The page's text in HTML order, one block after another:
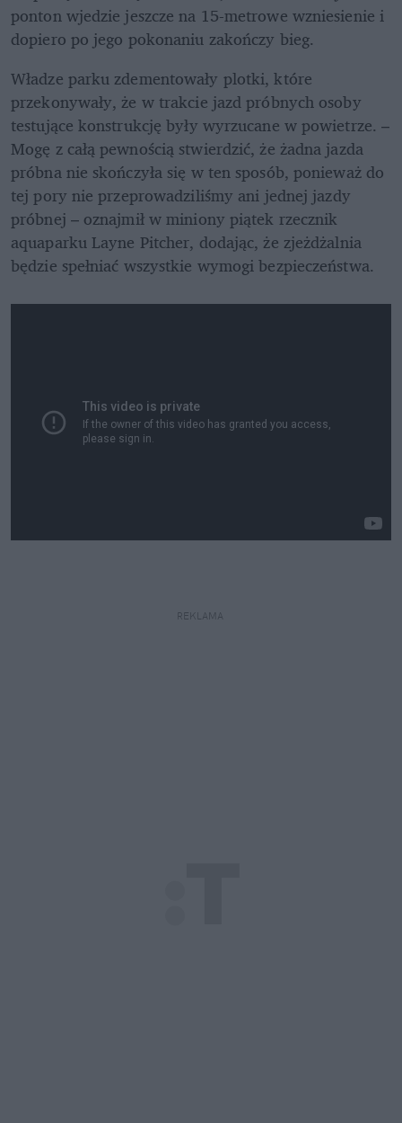
ponton wjedzie jeszcze na 15-metrowe wzniesienie i
dopiero po jego pokonaniu zakończy bieg.
Władze parku zdementowały plotki, które
przekonywały, że w trakcie jazd próbnych osoby
testujące konstrukcję były wyrzucane w powietrze. –
Mogę z całą pewnością stwierdzić, że żadna jazda
próbna nie skończyła się w ten sposób, ponieważ do
tej pory nie przeprowadziliśmy ani jednej jazdy
próbnej – oznajmił w miniony piątek rzecznik
aquaparku Layne Pitcher, dodając, że zjeżdżalnia
będzie spełniać wszystkie wymogi bezpieczeństwa.
REKLAMA